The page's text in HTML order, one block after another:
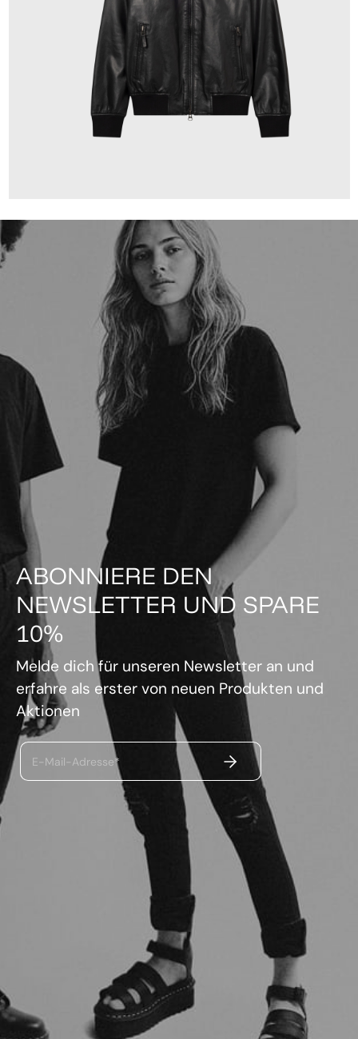
ABONNIERE DEN
NEWSLETTER UND SPARE
10%
Melde dich für unseren Newsletter an und
erfahre als erster von neuen Produkten und
Aktionen
E-Mail-Adresse* ABSENDEN